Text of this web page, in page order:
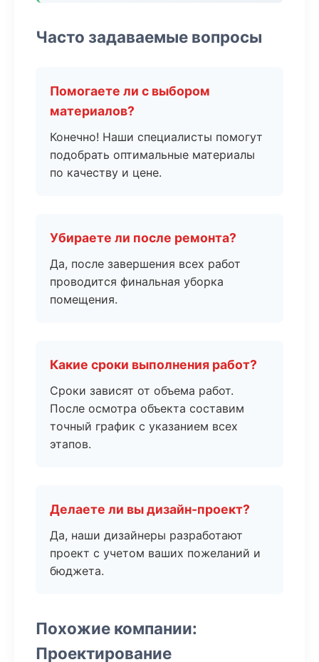
Часто задаваемые вопросы
Помогаете ли с выбором
материалов?
Конечно! Наши специалисты помогут
подобрать оптимальные материалы
по качеству и цене.
Убираете ли после ремонта?
Да, после завершения всех работ
проводится финальная уборка
помещения.
Какие сроки выполнения работ?
Сроки зависят от объема работ.
После осмотра объекта составим
точный график с указанием всех
этапов.
Делаете ли вы дизайн-проект?
Да, наши дизайнеры разработают
проект с учетом ваших пожеланий и
бюджета.
Похожие компании:
Проектирование